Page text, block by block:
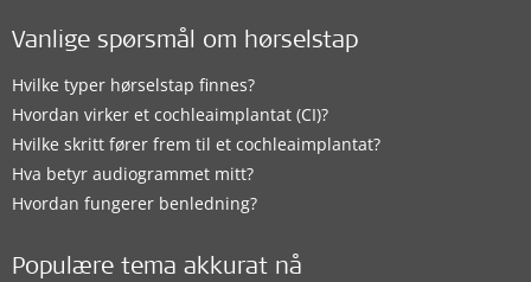
Vanlige spørsmål om hørselstap
Hvilke typer hørselstap finnes?
Hvordan virker et cochleaimplantat (CI)?
Hvilke skritt fører frem til et cochleaimplantat?
Hva betyr audiogrammet mitt?
Hvordan fungerer benledning?
Populære tema akkurat nå